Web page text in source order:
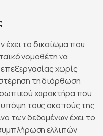
έχει το δικαίωμα που
νομοθέτη να
χωρίς
τη διόρθωση
χαρακτήρα που
τους σκοπούς της
των δεδομένων έχει το
ελλιπών